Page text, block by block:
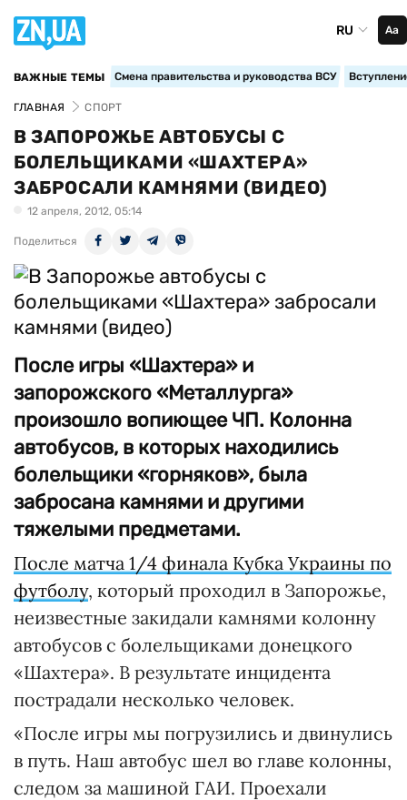
RU Аа
ВАЖНЫЕ ТЕМЫ Смена правительства и руководства ВСУ
ГЛАВНАЯ СПОРТ
В ЗАПОРОЖЬЕ АВТОБУСЫ С
БОЛЕЛЬЩИКАМИ «ШАХТЕРА»
ЗАБРОСАЛИ КАМНЯМИ (ВИДЕО)
12 апреля, 2012, 05:14
Поделиться
После игры «Шахтера» и
запорожского «Металлурга»
произошло вопиющее ЧП. Колонна
автобусов, в которых находились
болельщики «горняков», была
забросана камнями и другими
тяжелыми предметами.
После матча 1/4 финала Кубка Украины по
футболу, который проходил в Запорожье,
неизвестные закидали камнями колонну
автобусов с болельщиками донецкого
«Шахтера». В результате инцидента
пострадали несколько человек.
«После игры мы погрузились и двинулись
в путь. Наш автобус шел во главе колонны,
следом за машиной ГАИ. Проехали